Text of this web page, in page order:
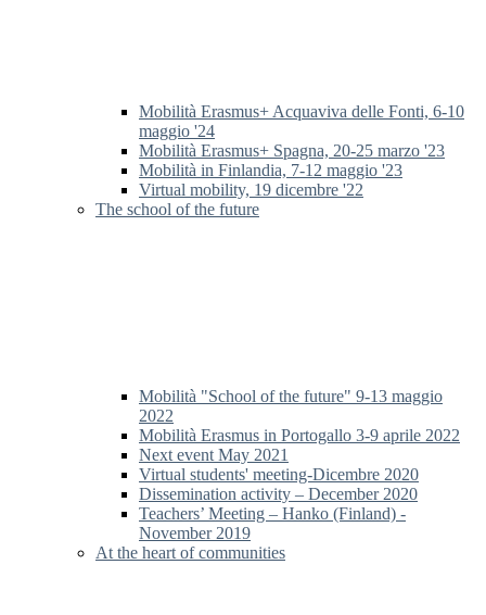
Mobilità Erasmus+ Acquaviva delle Fonti, 6-10
maggio '24
Mobilità Erasmus+ Spagna, 20-25 marzo '23
Mobilità in Finlandia, 7-12 maggio '23
Virtual mobility, 19 dicembre '22
The school of the future
Mobilità "School of the future" 9-13 maggio
2022
Mobilità Erasmus in Portogallo 3-9 aprile 2022
Next event May 2021
Virtual students' meeting-Dicembre 2020
Dissemination activity – December 2020
Teachers’ Meeting – Hanko (Finland) -
November 2019
At the heart of communities